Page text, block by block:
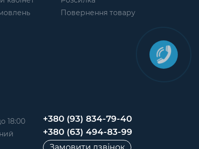
Повернення товару
18:00
+380 (93) 834-79-40
+380 (63) 494-83-99